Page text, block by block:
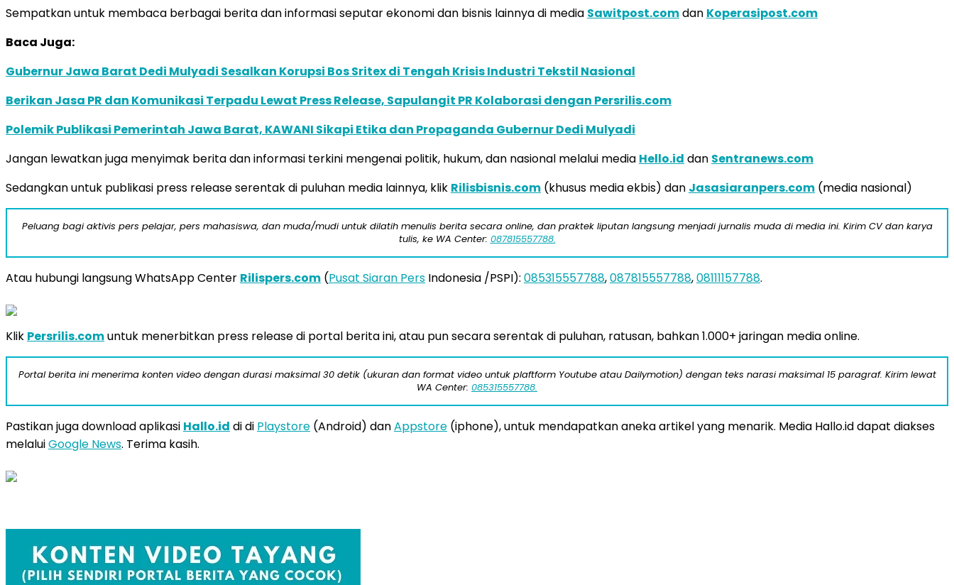
Sempatkan untuk membaca berbagai berita dan informasi seputar ekonomi dan bisnis lainnya di media Sawitpost.comdan Koperasipost.com
Baca Juga:
Gubernur Jawa Barat Dedi Mulyadi Sesalkan Korupsi Bos Sritex di Tengah Krisis Industri Tekstil Nasional
Berikan Jasa PR dan Komunikasi Terpadu Lewat Press Release, Sapulangit PR Kolaborasi dengan Persrilis.com
Polemik Publikasi Pemerintah Jawa Barat, KAWANI Sikapi Etika dan Propaganda Gubernur Dedi Mulyadi
Jangan lewatkan juga menyimak berita dan informasi terkini mengenai politik, hukum, dan nasional melalui media Hello.id dan Sentranews.com
Sedangkan untuk publikasi press release serentak di puluhan media lainnya, klik Rilisbisnis.com (khusus media ekbis) dan Jasasiaranpers.com (media nasional)
Peluang bagi aktivis pers pelajar, pers mahasiswa, dan muda/mudi untuk dilatih menulis berita secara online, dan praktek liputan langsung menjadi jurnalis muda di media ini. Kirim CV dan karya
tulis, ke WA Center: 087815557788.
Atau hubungi langsung WhatsApp Center Rilispers.com (Pusat Siaran Pers Indonesia /PSPI): 085315557788,087815557788,08111157788.
Klik Persrilis.comuntuk menerbitkan press release di portal berita ini, atau pun secara serentak di puluhan, ratusan, bahkan 1.000+ jaringan media online.
Portal berita ini menerima konten video dengan durasi maksimal 30 detik (ukuran dan format video untuk plaftform Youtube atau Dailymotion) dengan teks narasi maksimal 15 paragraf. Kirim lewat
WA Center: 085315557788.
Pastikan juga download aplikasi Hallo.id di di Playstore (Android) danAppstore (iphone), untuk mendapatkan aneka artikel yang menarik. Media Hallo.id dapat diakses
melaluiGoogle News. Terima kasih.